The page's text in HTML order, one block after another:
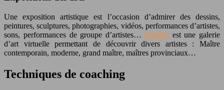
Une exposition artistique est l’occasion d’admirer des dessins,
peintures, sculptures, photographies, vidéos, performances d’artistes,
sons, performances de groupe d’artistes… Estadesest une galerie
d’art virtuelle permettant de découvrir divers artistes : Maître
contemporain, moderne, grand maître, maîtres provinciaux…
Techniques de coaching